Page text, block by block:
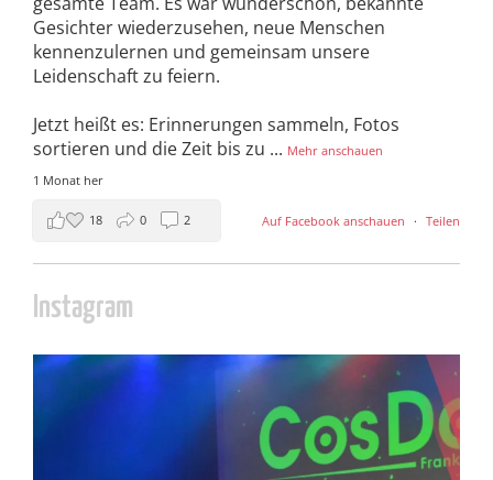
Gesichter wiederzusehen, neue Menschen
kennenzulernen und gemeinsam unsere
Leidenschaft zu feiern.
Jetzt heißt es: Erinnerungen sammeln, Fotos
sortieren und die Zeit bis zu ... Mehr anschauen
1 Monat her
Auf Facebook anschauen · Teilen
18 0 2
Instagram
cosday
Juli 5
133 25